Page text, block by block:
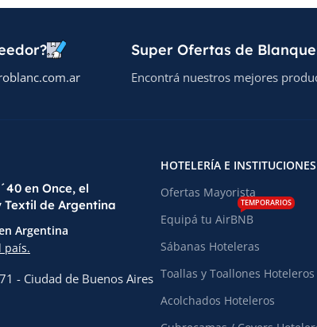
Super Ofertas de
Encontrá nuestros mejores
en Once, el
Textil de Argentina
Argentina
país.
- Ciudad de Buenos Aires
HOTELERÍA E INSTITUCIONES
Ofertas Mayorista
Equipá tu AirBNB
TEMPORARIOS
Sábanas Hoteleras
Toallas y Toallones Hoteleros
Acolchados Hoteleros